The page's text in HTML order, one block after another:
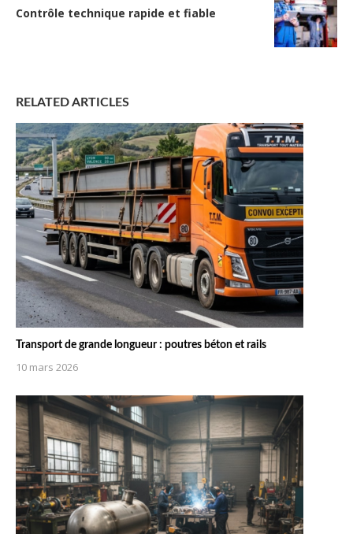
Contrôle technique rapide et fiable
RELATED ARTICLES
Transport de grande longueur : poutres béton et rails
10 mars 2026